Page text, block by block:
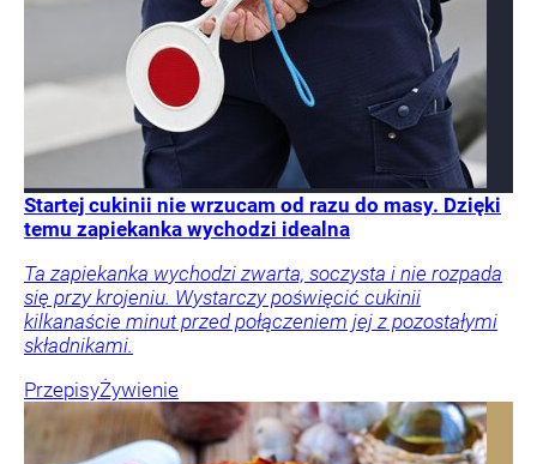
Startej cukinii nie wrzucam od razu do masy. Dzięki
temu zapiekanka wychodzi idealna
Ta zapiekanka wychodzi zwarta, soczysta i nie rozpada
się przy krojeniu. Wystarczy poświęcić cukinii
kilkanaście minut przed połączeniem jej z pozostałymi
składnikami.
PrzepisyŻywienie